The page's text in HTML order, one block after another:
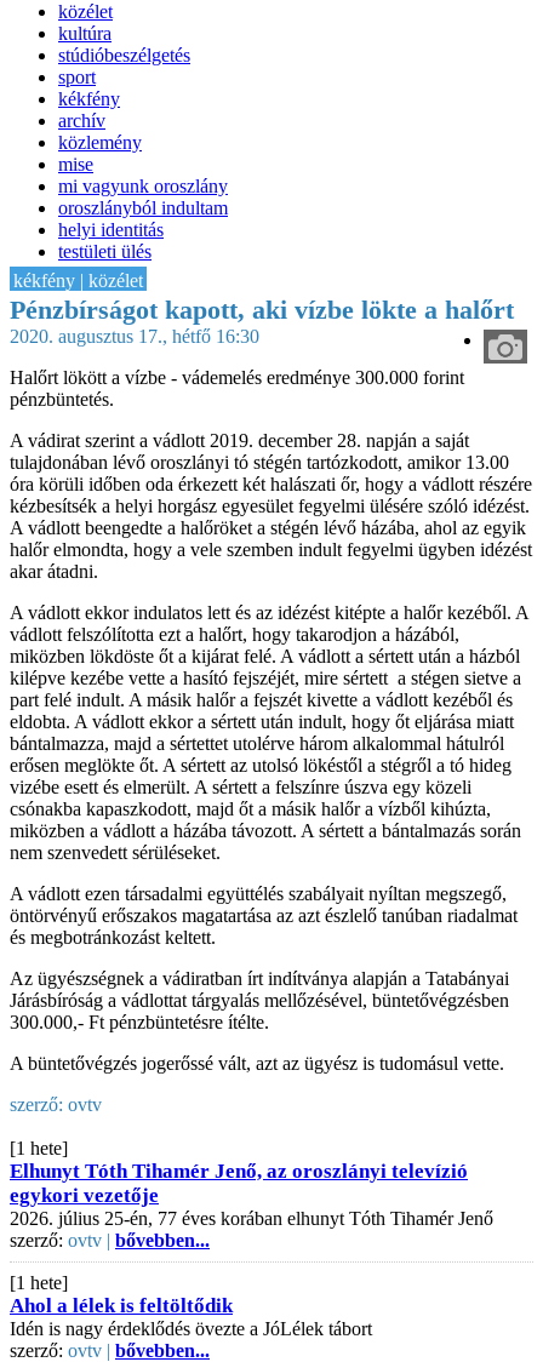
közélet
kultúra
stúdióbeszélgetés
sport
kékfény
archív
közlemény
mise
mi vagyunk oroszlány
oroszlányból indultam
helyi identitás
testületi ülés
IT-HON
kékfény | közélet
Pénzbírságot kapott, aki vízbe lökte a halőrt
2020. augusztus 17., hétfő 16:30
Halőrt lökött a vízbe - vádemelés eredménye 300.000 forint
pénzbüntetés.
A vádirat szerint a vádlott 2019. december 28. napján a saját
tulajdonában lévő oroszlányi tó stégén tartózkodott, amikor 13.00
óra körüli időben oda érkezett két halászati őr, hogy a vádlott részére
kézbesítsék a helyi horgász egyesület fegyelmi ülésére szóló idézést.
A vádlott beengedte a halőröket a stégén lévő házába, ahol az egyik
halőr elmondta, hogy a vele szemben indult fegyelmi ügyben idézést
akar átadni.
A vádlott ekkor indulatos lett és az idézést kitépte a halőr kezéből. A
vádlott felszólította ezt a halőrt, hogy takarodjon a házából,
miközben lökdöste őt a kijárat felé. A vádlott a sértett után a házból
kilépve kezébe vette a hasító fejszéjét, mire sértett a stégen sietve a
part felé indult. A másik halőr a fejszét kivette a vádlott kezéből és
eldobta. A vádlott ekkor a sértett után indult, hogy őt eljárása miatt
bántalmazza, majd a sértettet utolérve három alkalommal hátulról
erősen meglökte őt. A sértett az utolsó lökéstől a stégről a tó hideg
vizébe esett és elmerült. A sértett a felszínre úszva egy közeli
csónakba kapaszkodott, majd őt a másik halőr a vízből kihúzta,
miközben a vádlott a házába távozott. A sértett a bántalmazás során
nem szenvedett sérüléseket.
A vádlott ezen társadalmi együttélés szabályait nyíltan megszegő,
öntörvényű erőszakos magatartása az azt észlelő tanúban riadalmat
és megbotránkozást keltett.
Az ügyészségnek a vádiratban írt indítványa alapján a Tatabányai
Járásbíróság a vádlottat tárgyalás mellőzésével, büntetővégzésben
300.000,- Ft pénzbüntetésre ítélte.
A büntetővégzés jogerőssé vált, azt az ügyész is tudomásul vette.
szerző: ovtv
[1 hete]
Elhunyt Tóth Tihamér Jenő, az oroszlányi televízió
egykori vezetője
2026. július 25-én, 77 éves korában elhunyt Tóth Tihamér Jenő
szerző: ovtv | bővebben...
[1 hete]
Ahol a lélek is feltöltődik
Idén is nagy érdeklődés övezte a JóLélek tábort
szerző: ovtv | bővebben...